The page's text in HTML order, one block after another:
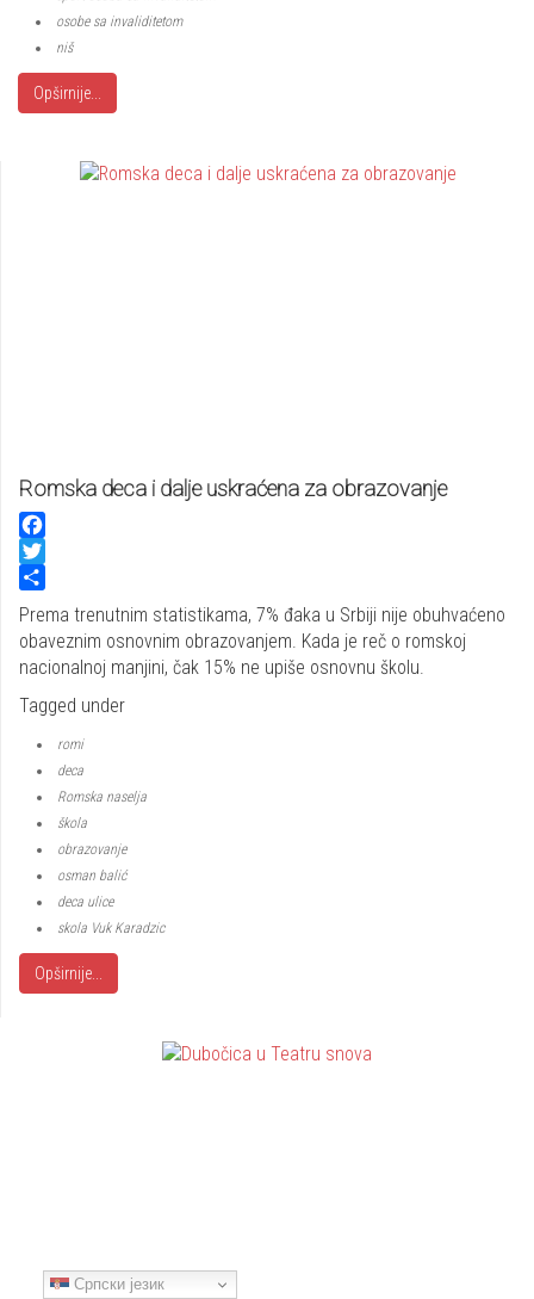
Српски језик
osobe sa invaliditetom
niš
Opširnije...
Romska deca i dalje uskraćena za obrazovanje
Facebook
Twitter
Share
Prema trenutnim statistikama, 7% đaka u Srbiji nije obuhvaćeno
obaveznim osnovnim obrazovanjem. Kada je reč o romskoj
nacionalnoj manjini, čak 15% ne upiše osnovnu školu.
Tagged under
romi
deca
Romska naselja
škola
obrazovanje
osman balić
deca ulice
skola Vuk Karadzic
Opširnije...